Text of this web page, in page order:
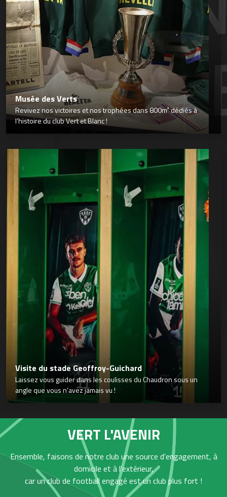
Musée des Verts
Revivez nos victoires et nos trophées dans 800m² dédiés à
l’histoire du club Vert et Blanc !
Visite du stade Geoffroy-Guichard
Laissez vous guider dans les coulisses du Chaudron sous un
angle que vous n’avez jamais vu !
VERT L'AVENIR
Ensemble, faisons de notre club une source d'engagement, à
domicile et à l'extérieur,
car un club de football engagé est un club plus fort !